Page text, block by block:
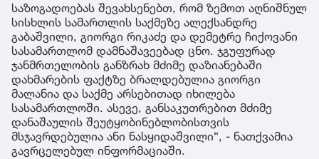
საზოგადოებას შევახსენებთ, რომ ზემოთ აღნიშნულ
სისხლის სამართლის საქმეზე ალექსანდრე
გაბაშვილი, გიორგი რიკაძე და დემეტრე ჩიქოვანი
სასამართლომ დამნაშავეებად ცნო. ჯგუფურად
ჯანმრთელობის განზრახ მძიმე დაზიანებაში
დახმარების ფაქტზე ბრალდებულია გიორგი
მალანია და საქმე არსებითად იხილება
სასამართლოში. ასევე, განსაკუთრებით მძიმე
დანაშაულის შეუტყობინებლობისთვის
მსჯავრდებულია ანი ნასყიდაშვილი“, - ნათქვამია
გავრცელებულ ინფორმაციაში.